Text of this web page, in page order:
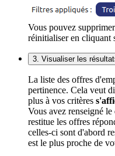
Vous pouvez
réinitialiser en cliquant
3. Visualiser les
La liste des offres
pertinence. Cela veut
plus à vos critères
Vous avez renseigné
restitue les offres
celles-ci sont d'abord
est le plus proche de